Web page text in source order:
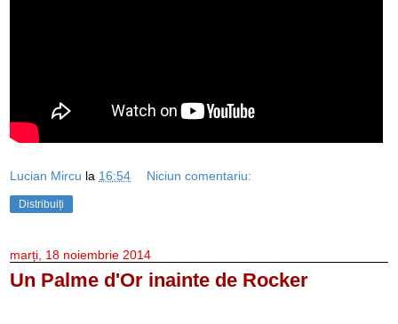
Lucian Mircu la 16:54 Niciun comentariu:
Distribuiți
marți, 18 noiembrie 2014
Un Palme d'Or inainte de Rocker